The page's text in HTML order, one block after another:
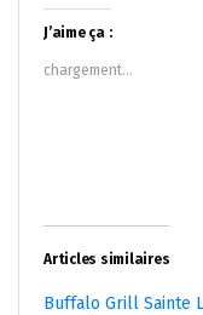
Twitter(ouvre
dans
une
nouvelle
fenêtre)
J’aime ça :
chargement…
Articles similaires
Buffalo Grill Sainte